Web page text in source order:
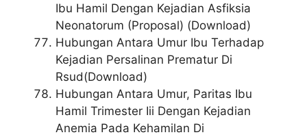
Ibu Hamil Dengan Kejadian Asfiksia
Neonatorum (Proposal) (Download)
Hubungan Antara Umur Ibu Terhadap
Kejadian Persalinan Prematur Di
Rsud(Download)
Hubungan Antara Umur, Paritas Ibu
Hamil Trimester Iii Dengan Kejadian
Anemia Pada Kehamilan Di